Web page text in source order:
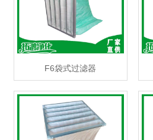
F6袋式过滤器